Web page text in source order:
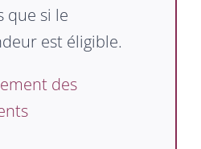
que si le
est éligible.
des